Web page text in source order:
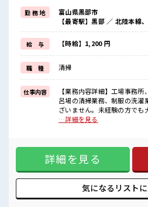
≪経験者優遇≫
これまでの経験を活かしませんか？
ブランクがあっても大丈夫♪
経験はちょっとだけ…という方もOK！
≪女性も働きやすい職場≫
もちろん男性の応募も歓迎ですよ！
≪完全週休二日制≫
週末は家族や友人と一緒にプライベート
≪髪型自由≫
基本的に髪色自由で明るすぎたり奇抜で
(規定有)制服があると毎日の服選びに
■職場の雰囲気
髪型にこだわりのあるアナタは必見！
髪型自由な職場！
勤 務 地
富山県黒部市
【最寄駅】黒部 ／ 北陸本線
給 与 【時給】1,200 円
職 種 清掃
仕事内容
【業務内容詳細】工場事務
呂場の清掃業務、制服の洗濯
ざいません。未経験の方でも
廃棄物 ■お仕事PR ≪ほぼ定時で帰れる≫ 時間をしっかり確保
かしませんか？ ブランクが
だけ…という方もOK！ ≪女
男性の応募も歓迎ですよ！ ≪
友人と一緒にプライベート
自由で明るすぎたり奇抜でな
あると毎日の服選びに悩まずOK♪ ■職場の雰囲気
…詳細を見る
詳細を見る
気になるリストに